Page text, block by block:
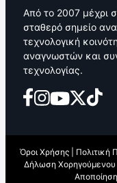
Από το 2007 μέχρι
σταθερό σημείο
τεχνολογική
αναγνωστών και
τεχνολογίας.
Όροι Χρήσης Πολιτική
Δήλωση Χορηγούμενου